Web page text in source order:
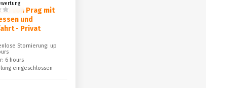
von Prag mit
und
- Privat
Stornierung: up
6 hours
eingeschlossen